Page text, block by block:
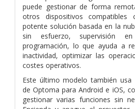
puede gestionar de forma
otros dispositivos compatibles
potente solución basada en la
sin esfuerzo, supervisión
programación, lo que ayuda a
inactividad, optimizar las
costes operativos.
Este último modelo también usa
de Optoma para Android e iOS,
gestionar varias funciones sin